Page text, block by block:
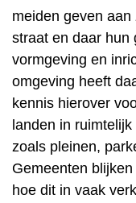
meiden geven
straat en daar hun
vormgeving en
omgeving heeft
kennis hierover
landen in
zoals pleinen,
Gemeenten
hoe dit in vaak